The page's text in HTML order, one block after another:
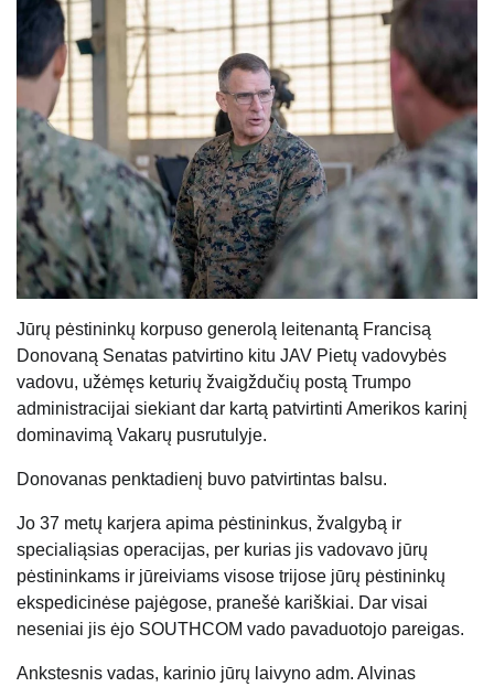
Jūrų pėstininkų korpuso generolą leitenantą Francisą
Donovaną Senatas patvirtino kitu JAV Pietų vadovybės
vadovu, užėmęs keturių žvaigždučių postą Trumpo
administracijai siekiant dar kartą patvirtinti Amerikos karinį
dominavimą Vakarų pusrutulyje.
Donovanas penktadienį buvo patvirtintas balsu.
Jo 37 metų karjera apima pėstininkus, žvalgybą ir
specialiąsias operacijas, per kurias jis vadovavo jūrų
pėstininkams ir jūreiviams visose trijose jūrų pėstininkų
ekspedicinėse pajėgose, pranešė kariškiai. Dar visai
neseniai jis ėjo SOUTHCOM vado pavaduotojo pareigas.
Ankstesnis vadas, karinio jūrų laivyno adm. Alvinas